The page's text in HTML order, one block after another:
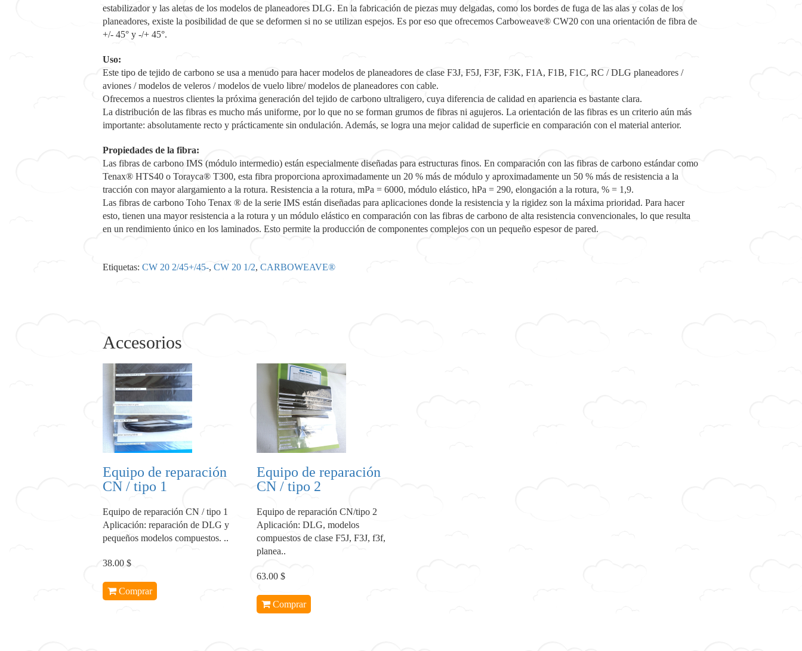
estabilizador y las aletas de los modelos de planeadores DLG. En la fabricación de piezas muy delgadas, como los bordes de fuga de las alas y colas de los
planeadores, existe la posibilidad de que se deformen si no se utilizan espejos. Es por eso que ofrecemos Carboweave® CW20 con una orientación de fibra de
+/- 45° y -/+ 45°.
Uso:
Este tipo de tejido de carbono se usa a menudo para hacer modelos de planeadores de clase F3J, F5J, F3F, F3K, F1A, F1B, F1C, RC / DLG planeadores /
aviones / modelos de veleros / modelos de vuelo libre/ modelos de planeadores con cable.
Ofrecemos a nuestros clientes la próxima generación del tejido de carbono ultraligero, cuya diferencia de calidad en apariencia es bastante clara.
La distribución de las fibras es mucho más uniforme, por lo que no se forman grumos de fibras ni agujeros. La orientación de las fibras es un criterio aún más
importante: absolutamente recto y prácticamente sin ondulación. Además, se logra una mejor calidad de superficie en comparación con el material anterior.
Propiedades de la fibra:
Las fibras de carbono IMS (módulo intermedio) están especialmente diseñadas para estructuras finos. En comparación con las fibras de carbono estándar como
Tenax® HTS40 o Torayca® T300, esta fibra proporciona aproximadamente un 20 % más de módulo y aproximadamente un 50 % más de resistencia a la
tracción con mayor alargamiento a la rotura. Resistencia a la rotura, mPa = 6000, módulo elástico, hPa = 290, elongación a la rotura, % = 1,9.
Las fibras de carbono Toho Tenax ® de la serie IMS están diseñadas para aplicaciones donde la resistencia y la rigidez son la máxima prioridad. Para hacer
esto, tienen una mayor resistencia a la rotura y un módulo elástico en comparación con las fibras de carbono de alta resistencia convencionales, lo que resulta
en un rendimiento único en los laminados. Esto permite la producción de componentes complejos con un pequeño espesor de pared.
Etiquetas: CW 20 2/45+/45-, CW 20 1/2, CARBOWEAVE®
Accesorios
Equipo de reparación
CN / tipo 1
Equipo de reparación CN / tipo 1
Aplicación: reparación de DLG y
pequeños modelos compuestos. ..
38.00 $
Comprar
Equipo de reparación
CN / tipo 2
Equipo de reparación CN/tipo 2
Aplicación: DLG, modelos
compuestos de clase F5J, F3J, f3f,
planea..
63.00 $
Comprar